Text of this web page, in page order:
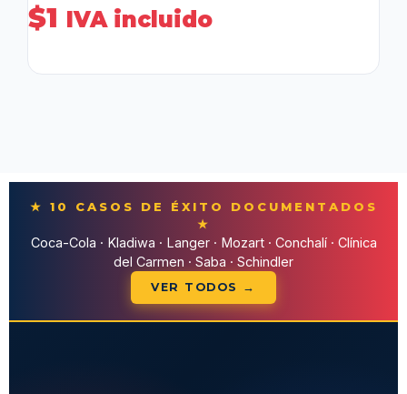
$1 IVA incluido
★ 10 CASOS DE ÉXITO DOCUMENTADOS
★
Coca-Cola · Kladiwa · Langer · Mozart · Conchalí · Clínica
del Carmen · Saba · Schindler
VER TODOS →